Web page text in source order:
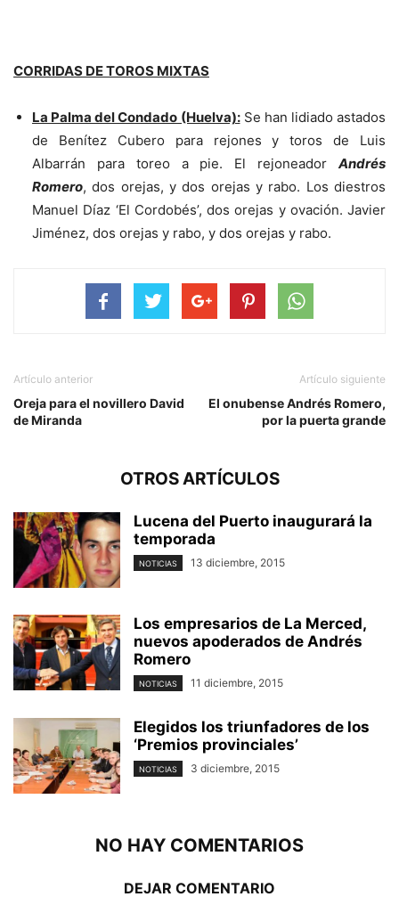
CORRIDAS DE TOROS MIXTAS
La Palma del Condado (Huelva):Se han lidiado astados
de Benítez Cubero para rejones y toros de Luis
Albarrán para toreo a pie. El rejoneador Andrés
Romero, dos orejas, y dos orejas y rabo. Los diestros
Manuel Díaz ‘El Cordobés’, dos orejas y ovación. Javier
Jiménez, dos orejas y rabo, y dos orejas y rabo.
Artículo anterior
Oreja para el novillero David
de Miranda
Artículo siguiente
El onubense Andrés Romero,
por la puerta grande
OTROS ARTÍCULOS
Lucena del Puerto inaugurará la
temporada
NOTICIAS 13 diciembre, 2015
Los empresarios de La Merced,
nuevos apoderados de Andrés
Romero
NOTICIAS 11 diciembre, 2015
Elegidos los triunfadores de los
‘Premios provinciales’
NOTICIAS 3 diciembre, 2015
NO HAY COMENTARIOS
DEJAR COMENTARIO